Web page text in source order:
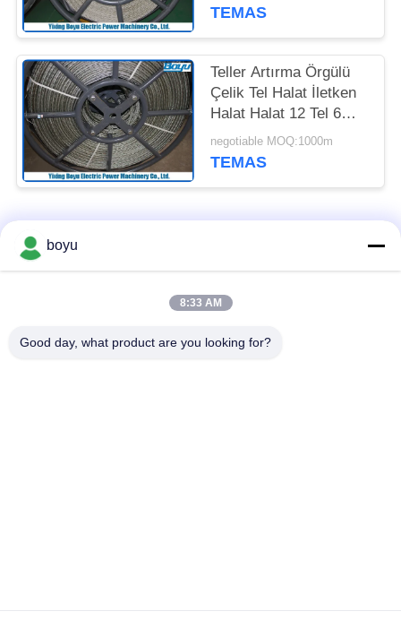
TEMAS
Teller Artırma Örgülü
Çelik Tel Halat İletken
Halat Halat 12 Tel 6
Kare 18mm
negotiable MOQ:1000m
TEMAS
Popüler Kategoriler
Havai Hat Yığınlama
boyu
8:33 AM
Good day, what product are you looking for?